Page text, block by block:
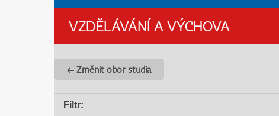
VZDĚLÁVÁNÍ A VÝCHOVA
← Změnit obor studia
Filtr: